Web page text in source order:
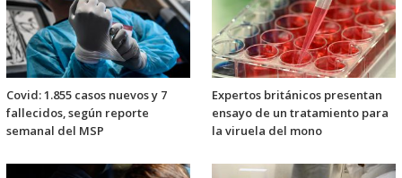
Covid: 1.855 casos nuevos y 7
fallecidos, según reporte
semanal del MSP
Expertos británicos presentan
ensayo de un tratamiento para
la viruela del mono